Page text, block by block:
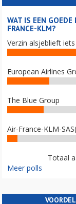
WAT IS EEN
FRANCE-KLM?
Verzin alsjeblieft
European Airlines
The Blue Group
Air-France-KLM-
Totaal
Meer polls